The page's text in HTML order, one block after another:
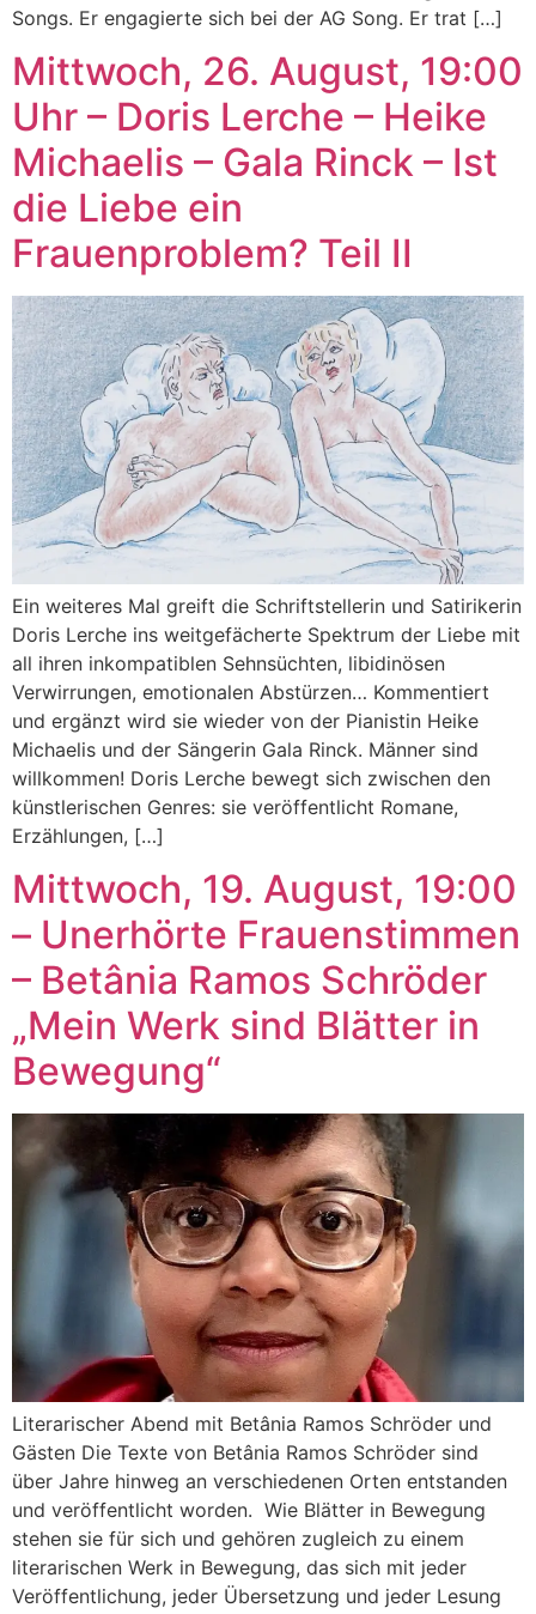
Songs. Er engagierte sich bei der AG Song. Er trat […]
Mittwoch, 26. August, 19:00
Uhr – Doris Lerche – Heike
Michaelis – Gala Rinck – Ist
die Liebe ein
Frauenproblem? Teil II
Ein weiteres Mal greift die Schriftstellerin und Satirikerin
Doris Lerche ins weitgefächerte Spektrum der Liebe mit
all ihren inkompatiblen Sehnsüchten, libidinösen
Verwirrungen, emotionalen Abstürzen… Kommentiert
und ergänzt wird sie wieder von der Pianistin Heike
Michaelis und der Sängerin Gala Rinck. Männer sind
willkommen! Doris Lerche bewegt sich zwischen den
künstlerischen Genres: sie veröffentlicht Romane,
Erzählungen, […]
Mittwoch, 19. August, 19:00
– Unerhörte Frauenstimmen
– Betânia Ramos Schröder
„Mein Werk sind Blätter in
Bewegung“
Literarischer Abend mit Betânia Ramos Schröder und
Gästen Die Texte von Betânia Ramos Schröder sind
über Jahre hinweg an verschiedenen Orten entstanden
und veröffentlicht worden. Wie Blätter in Bewegung
stehen sie für sich und gehören zugleich zu einem
literarischen Werk in Bewegung, das sich mit jeder
Veröffentlichung, jeder Übersetzung und jeder Lesung